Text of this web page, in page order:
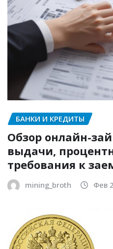
БАНКИ И КРЕДИТЫ
Обзор онлайн-
выдачи,
требования к
mining_broth Фев